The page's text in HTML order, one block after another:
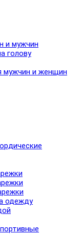
и мужчин
голову
мужчин и женщин
одежду